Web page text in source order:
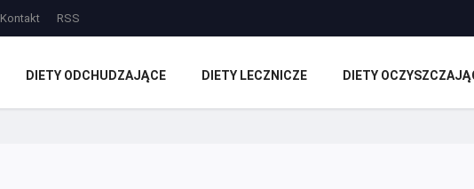
Kontakt RSS
DIETY ODCHUDZAJĄCE DIETY LECZNICZE DIETY